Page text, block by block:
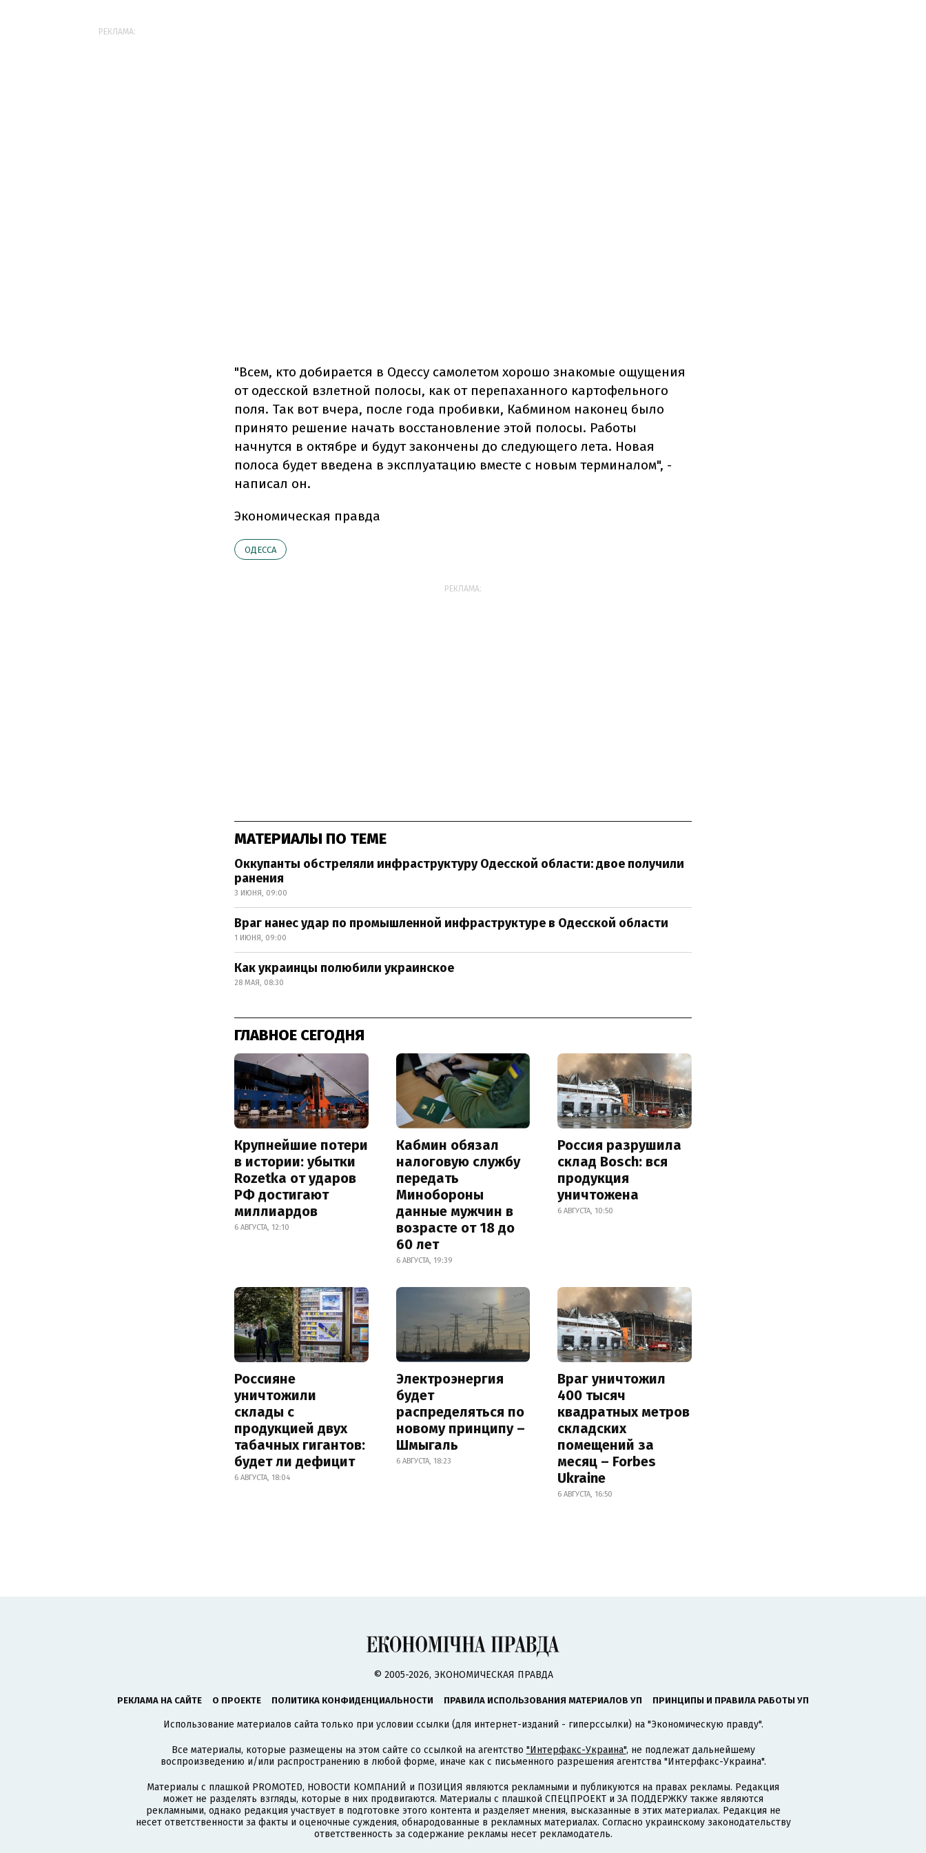
"Всем, кто добирается в Одессу самолетом хорошо знакомые ощущения
от одесской взлетной полосы, как от перепаханного картофельного
поля. Так вот вчера, после года пробивки, Кабмином наконец было
принято решение начать восстановление этой полосы. Работы
начнутся в октябре и будут закончены до следующего лета. Новая
полоса будет введена в эксплуатацию вместе с новым терминалом", -
написал он.
Экономическая правда
ОДЕССА
РЕКЛАМА:
МАТЕРИАЛЫ ПО ТЕМЕ
Оккупанты обстреляли инфраструктуру Одесской области: двое получили
ранения
3 ИЮНЯ, 09:00
Враг нанес удар по промышленной инфраструктуре в Одесской области
1 ИЮНЯ, 09:00
Как украинцы полюбили украинское
28 МАЯ, 08:30
ГЛАВНОЕ СЕГОДНЯ
Крупнейшие потери
в истории: убытки
Rozetka от ударов
РФ достигают
миллиардов
6 АВГУСТА, 12:10
Кабмин обязал
налоговую службу
передать
Минобороны
данные мужчин в
возрасте от 18 до
60 лет
6 АВГУСТА, 19:39
Россия разрушила
склад Bosch: вся
продукция
уничтожена
6 АВГУСТА, 10:50
Россияне
уничтожили
склады с
продукцией двух
табачных гигантов:
будет ли дефицит
6 АВГУСТА, 18:04
Электроэнергия
будет
распределяться по
новому принципу –
Шмыгаль
6 АВГУСТА, 18:23
Враг уничтожил
400 тысяч
квадратных метров
складских
помещений за
месяц – Forbes
Ukraine
6 АВГУСТА, 16:50
РЕКЛАМА:
© 2005-2026, ЭКОНОМИЧЕСКАЯ ПРАВДА
РЕКЛАМА НА САЙТЕ О ПРОЕКТЕ ПОЛИТИКА КОНФИДЕНЦИАЛЬНОСТИ ПРАВИЛА ИСПОЛЬЗОВАНИЯ МАТЕРИАЛОВ УП ПРИНЦИПЫ И ПРАВИЛА РАБОТЫ УП
Использование материалов сайта только при условии ссылки (для интернет-изданий - гиперссылки) на "Экономическую правду".
Все материалы, которые размещены на этом сайте со ссылкой на агентство "Интерфакс-Украина", не подлежат дальнейшему
воспроизведению и/или распространению в любой форме, иначе как с письменного разрешения агентства "Интерфакс-Украина".
Материалы с плашкой PROMOTED, НОВОСТИ КОМПАНИЙ и ПОЗИЦИЯ являются рекламными и публикуются на правах рекламы. Редакция
может не разделять взгляды, которые в них продвигаются. Материалы с плашкой СПЕЦПРОЕКТ и ЗА ПОДДЕРЖКУ также являются
рекламными, однако редакция участвует в подготовке этого контента и разделяет мнения, высказанные в этих материалах. Редакция не
несет ответственности за факты и оценочные суждения, обнародованные в рекламных материалах. Согласно украинскому законодательству
ответственность за содержание рекламы несет рекламодатель.